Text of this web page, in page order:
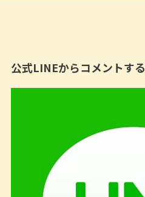
公式LINEからコメントする